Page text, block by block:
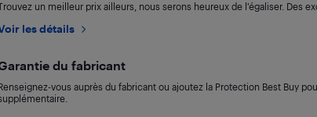
un meilleur prix ailleurs, nous serons heureux de l’égaliser. Des
les détails
du fabricant
vous auprès du fabricant ou ajoutez la Protection Best Buy